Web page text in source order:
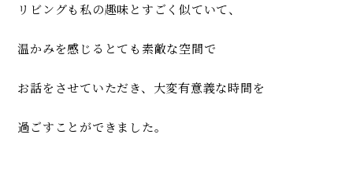
リビングも私の趣味とすごく似ていて、
温かみを感じるとても素敵な空間で
お話をさせていただき、 大変有意義な時間を
過ごすことができました。